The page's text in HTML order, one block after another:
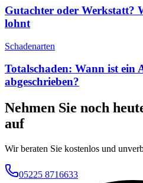
Gutachter oder Werkstatt?
lohnt
Schadenarten
Totalschaden: Wann ist ein
abgeschrieben?
Nehmen Sie noch
auf
Wir beraten Sie kostenlos und
05225 8716633